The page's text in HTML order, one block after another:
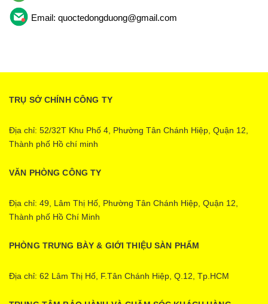
Email: quoctedongduong@gmail.com
TRỤ SỞ CHÍNH CÔNG TY
Địa chỉ: 52/32T Khu Phố 4, Phường Tân Chánh Hiệp, Quận 12,
Thành phố Hồ chí minh
VĂN PHÒNG CÔNG TY
Địa chỉ: 49, Lâm Thị Hố, Phường Tân Chánh Hiệp, Quận 12,
Thành phố Hồ Chí Minh
PHÒNG TRƯNG BÀY & GIỚI THIỆU SÀN PHẨM
Địa chỉ: 62 Lâm Thị Hố, F.Tân Chánh Hiệp, Q.12, Tp.HCM